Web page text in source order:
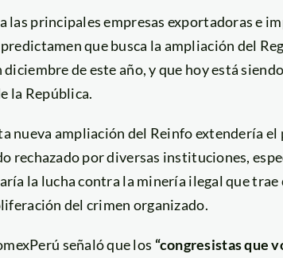
las principales empresas exportadoras e
que busca la ampliación del
diciembre de este año, y que hoy está
la República.
nueva ampliación del Reinfo extendería
rechazado por diversas instituciones,
la lucha contra la minería ilegal que
del crimen organizado.
señaló que los “congresistas que